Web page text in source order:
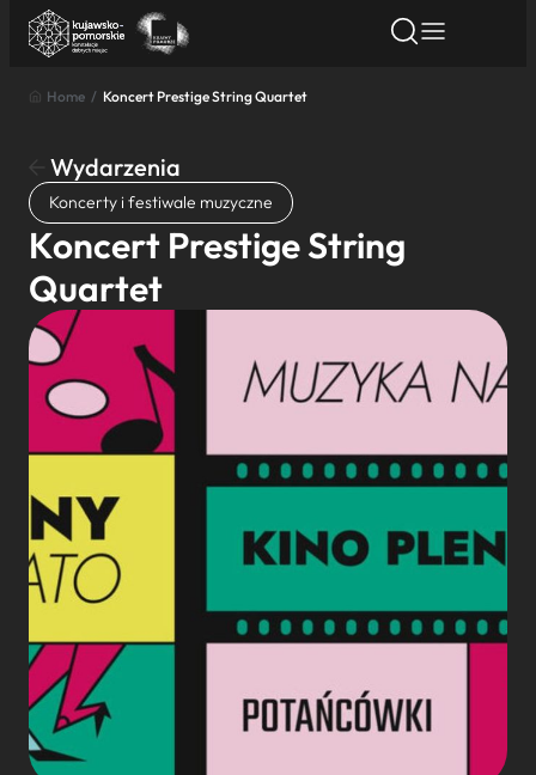
Znajdź atrakcję
Nazwa atrakcji
Miasto
Kategoria
Home / Koncert Prestige String Quartet
Wydarzenia
Koncerty i festiwale muzyczne
Koncert Prestige String
Quartet